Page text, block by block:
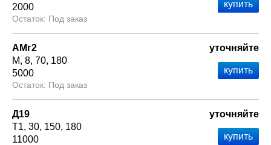
2000
Под заказ
АМг2
М 8 70 180
5000
Под заказ
уточняйте
Д19
Т1 30 150 180
11000
уточняйте